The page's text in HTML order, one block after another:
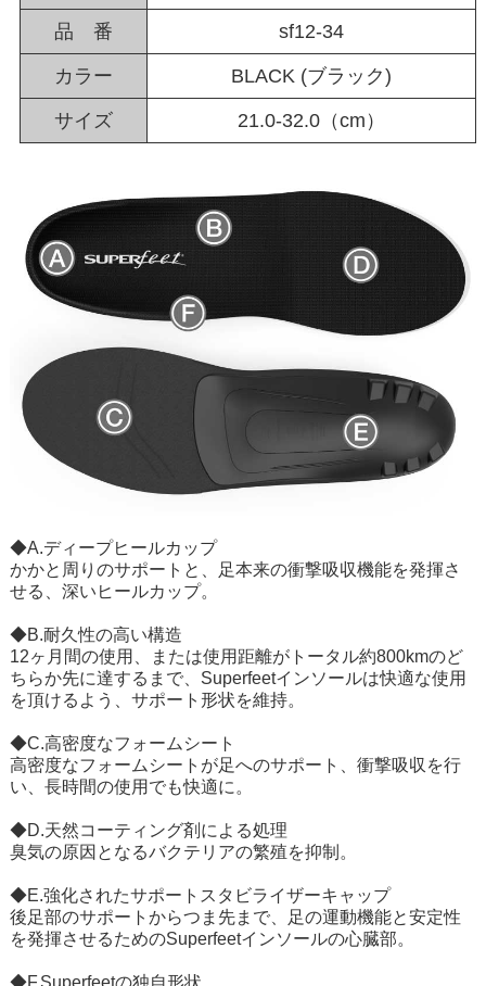
品 番 sf12-34
カラー BLACK (ブラック)
サイズ 21.0-32.0（cm）
◆A.ディープヒールカップ
かかと周りのサポートと、足本来の衝撃吸収機能を発揮さ
せる、深いヒールカップ。
◆B.耐久性の高い構造
12ヶ月間の使用、または使用距離がトータル約800kmのど
ちらか先に達するまで、Superfeetインソールは快適な使用
を頂けるよう、サポート形状を維持。
◆C.高密度なフォームシート
高密度なフォームシートが足へのサポート、衝撃吸収を行
い、長時間の使用でも快適に。
◆D.天然コーティング剤による処理
臭気の原因となるバクテリアの繁殖を抑制。
◆E.強化されたサポートスタビライザーキャップ
後足部のサポートからつま先まで、足の運動機能と安定性
を発揮させるためのSuperfeetインソールの心臓部。
◆F.Superfeetの独自形状